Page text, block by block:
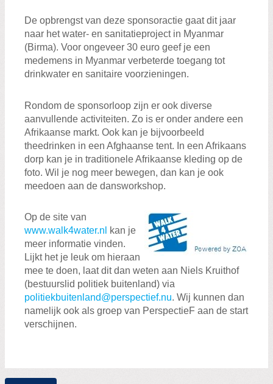
De opbrengst van deze sponsoractie gaat dit jaar
naar het water- en sanitatieproject in Myanmar
(Birma). Voor ongeveer 30 euro geef je een
medemens in Myanmar verbeterde toegang tot
drinkwater en sanitaire voorzieningen.
Rondom de sponsorloop zijn er ook diverse
aanvullende activiteiten. Zo is er onder andere een
Afrikaanse markt. Ook kan je bijvoorbeeld
theedrinken in een Afghaanse tent. In een Afrikaans
dorp kan je in traditionele Afrikaanse kleding op de
foto. Wil je nog meer bewegen, dan kan je ook
meedoen aan de dansworkshop.
Op de site van
www.walk4water.nl
kan je
meer informatie vinden.
Lijkt het je leuk om hieraan
mee te doen, laat dit dan weten aan Niels Kruithof
(bestuurslid politiek buitenland) via
politiekbuitenland@perspectief.nu. Wij kunnen dan
namelijk ook als groep van PerspectieF aan de start
verschijnen.